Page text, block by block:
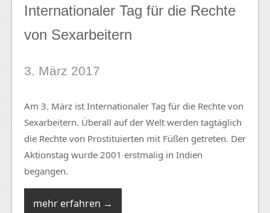
Internationaler Tag für die Rechte
von Sexarbeitern
3. März 2017
Am 3. März ist Internationaler Tag für die Rechte von
Sexarbeitern. Überall auf der Welt werden tagtäglich
die Rechte von Prostituierten mit Füßen getreten. Der
Aktionstag wurde 2001 erstmalig in Indien
begangen.
mehr erfahren →